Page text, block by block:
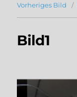
Vorheriges Bild
Bild1